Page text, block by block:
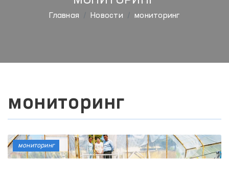
Главная Новости мониторинг
мониторинг
мониторинг